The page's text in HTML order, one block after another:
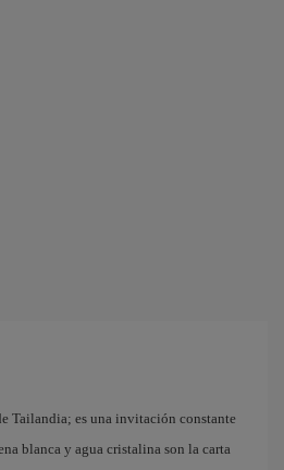
Tailandia; es una invitación constante
blanca y agua cristalina son la carta